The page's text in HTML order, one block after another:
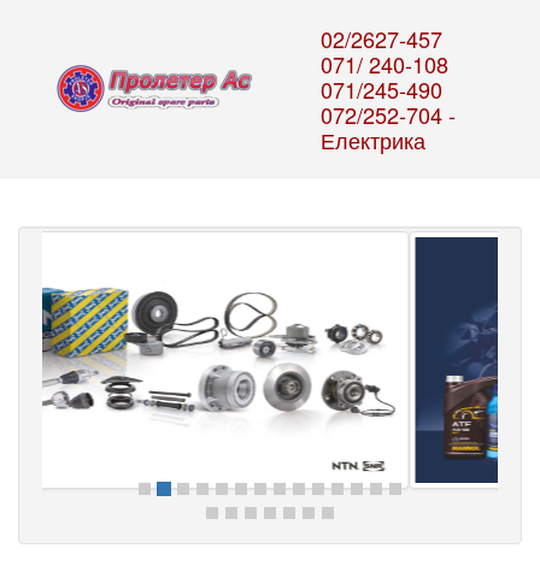
02/2627-457
071/ 240-108
071/245-490
072/252-704 -
Електрика